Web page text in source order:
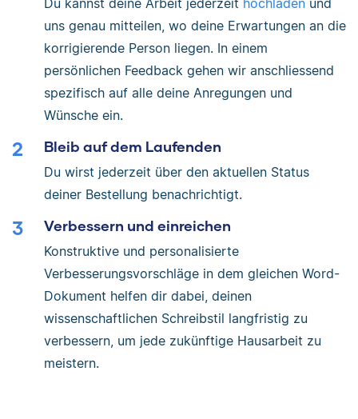
uns genau mitteilen, wo deine Erwartungen an die
korrigierende Person liegen. In einem
persönlichen Feedback gehen wir anschliessend
spezifisch auf alle deine Anregungen und
Wünsche ein.
Bleib auf dem Laufenden
Du wirst jederzeit über den aktuellen Status
deiner Bestellung benachrichtigt.
Verbessern und einreichen
Konstruktive und personalisierte
Verbesserungsvorschläge in dem gleichen Word-
Dokument helfen dir dabei, deinen
wissenschaftlichen Schreibstil langfristig zu
verbessern, um jede zukünftige Hausarbeit zu
meistern.